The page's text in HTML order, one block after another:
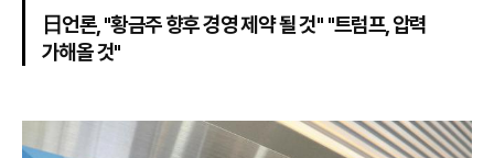
日언론, "황금주 향후 경영 제약 될 것" "트럼프, 압력
가해올 것"